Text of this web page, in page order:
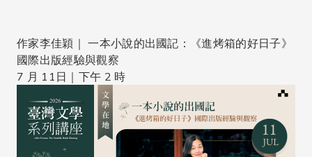
作家李佳穎｜ 一本小說的出國記：《進烤箱的好日子》
國際出版經驗與觀察
7 月 11日｜下午 2 時